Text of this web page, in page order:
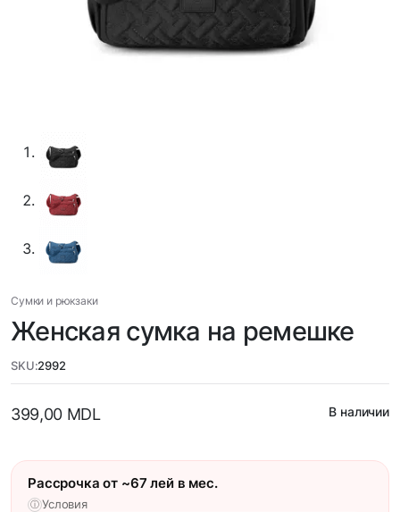
Сумки и рюкзаки
Женская сумка на ремешке
SKU:2992
399,00 MDL В наличии
Рассрочка от ~67 лей в мес.
ⓘ Условия